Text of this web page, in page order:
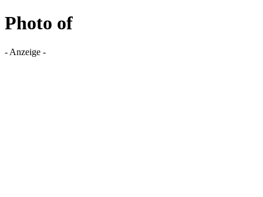
Photo of
- Anzeige -